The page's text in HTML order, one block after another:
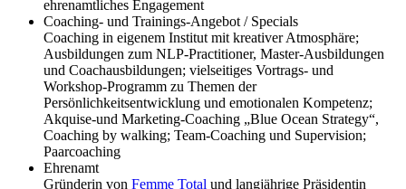
ehrenamtliches Engagement
Coaching- und Trainings-Angebot / Specials
Coaching in eigenem Institut mit kreativer Atmosphäre;
Ausbildungen zum NLP-Practitioner, Master-Ausbildungen
und Coachausbildungen; vielseitiges Vortrags- und
Workshop-Programm zu Themen der
Persönlichkeitsentwicklung und emotionalen Kompetenz;
Akquise-und Marketing-Coaching „Blue Ocean Strategy“,
Coaching by walking; Team-Coaching und Supervision;
Paarcoaching
Ehrenamt
Gründerin von Femme Total und langjährige Präsidentin